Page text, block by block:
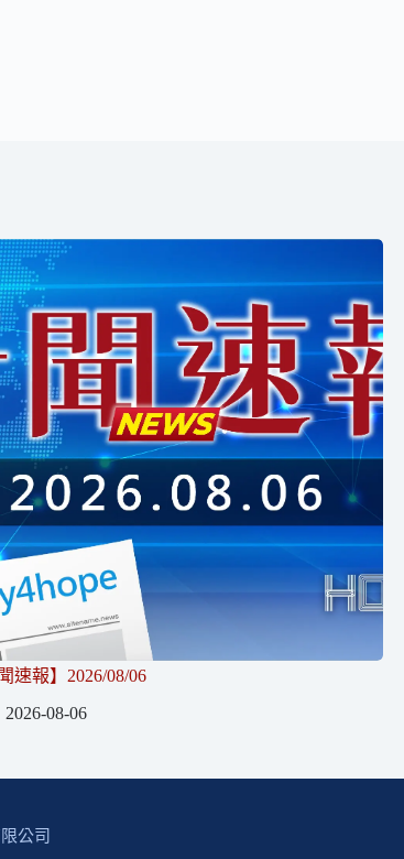
速報】2026/08/06
2026-08-06
公司